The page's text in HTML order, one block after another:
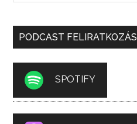
PODCAST FELIRATKOZÁS
SPOTIFY